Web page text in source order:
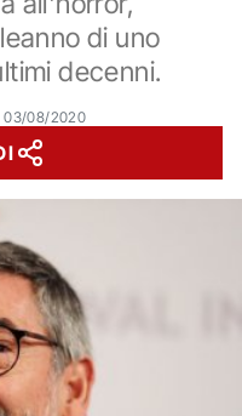
di uno
decenni.
03/08/2020